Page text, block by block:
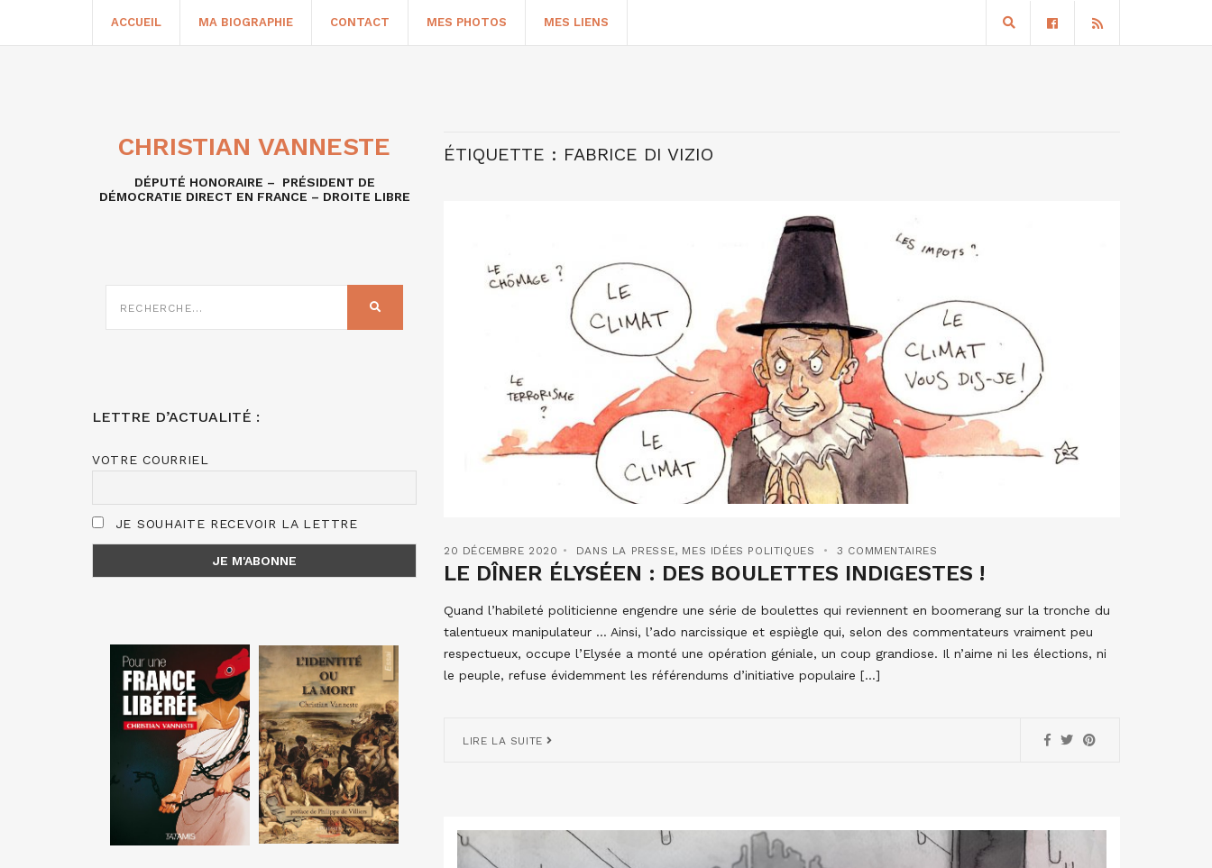
ACCUEIL MA BIOGRAPHIE CONTACT MES PHOTOS MES LIENS
ÉTIQUETTE : FABRICE DI VIZIO
20 DÉCEMBRE 2020 DANS LA PRESSE, MES IDÉES POLITIQUES 3 COMMENTAIRES
LE DÎNER ÉLYSÉEN : DES BOULETTES INDIGESTES !
Quand l’habileté politicienne engendre une série de boulettes qui reviennent en boomerang sur la tronche du
talentueux manipulateur … Ainsi, l’ado narcissique et espiègle qui, selon des commentateurs vraiment peu
respectueux, occupe l’Elysée a monté une opération géniale, un coup grandiose. Il n’aime ni les élections, ni
le peuple, refuse évidemment les référendums d’initiative populaire […]
LIRE LA SUITE
CHRISTIAN VANNESTE
DÉPUTÉ HONORAIRE – PRÉSIDENT DE
DÉMOCRATIE DIRECT EN FRANCE – DROITE LIBRE
SUR
LETTRE D’ACTUALITÉ :
VOTRE COURRIEL
JE SOUHAITE RECEVOIR LA LETTRE